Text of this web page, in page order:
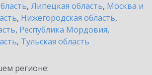
, Липецкая область, Москва и
, Нижегородская область,
, Республика Мордовия,
, Тульская область
регионе: